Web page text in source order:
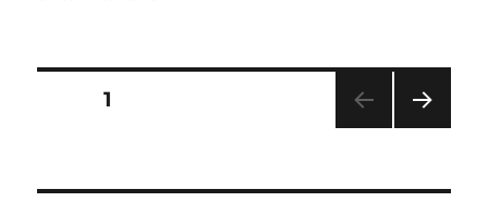
Pagination
PAGE1